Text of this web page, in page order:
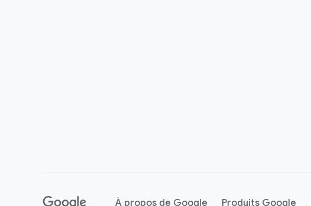
() À propos de Google Produits Google